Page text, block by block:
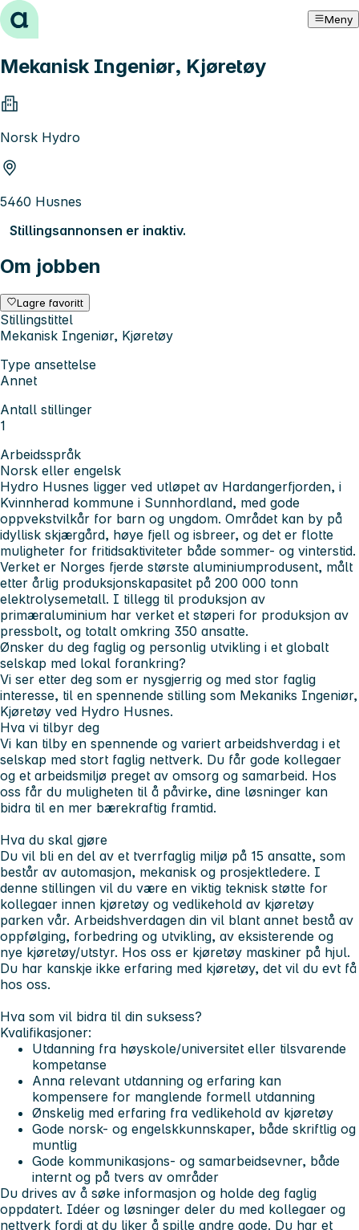
Hopp til innhold Meny
Mekanisk Ingeniør, Kjøretøy
Norsk Hydro
5460 Husnes
Stillingsannonsen er inaktiv.
Om jobben
Lagre favoritt
Stillingstittel
Mekanisk Ingeniør, Kjøretøy
Type ansettelse
Annet
Antall stillinger
1
Arbeidsspråk
Norsk eller engelsk
Hydro Husnes ligger ved utløpet av Hardangerfjorden, i
Kvinnherad kommune i Sunnhordland, med gode
oppvekstvilkår for barn og ungdom. Området kan by på
idyllisk skjærgård, høye fjell og isbreer, og det er flotte
muligheter for fritidsaktiviteter både sommer- og vinterstid.
Verket er Norges fjerde største aluminiumprodusent, målt
etter årlig produksjonskapasitet på 200 000 tonn
elektrolysemetall. I tillegg til produksjon av
primæraluminium har verket et støperi for produksjon av
pressbolt, og totalt omkring 350 ansatte.
Ønsker du deg faglig og personlig utvikling i et globalt
selskap med lokal forankring?
Vi ser etter deg som er nysgjerrig og med stor faglig
interesse, til en spennende stilling som Mekaniks Ingeniør,
Kjøretøy ved Hydro Husnes.
Hva vi tilbyr deg
Vi kan tilby en spennende og variert arbeidshverdag i et
selskap med stort faglig nettverk. Du får gode kollegaer
og et arbeidsmiljø preget av omsorg og samarbeid. Hos
oss får du muligheten til å påvirke, dine løsninger kan
bidra til en mer bærekraftig framtid.
Hva du skal gjøre
Du vil bli en del av et tverrfaglig miljø på 15 ansatte, som
består av automasjon, mekanisk og prosjektledere. I
denne stillingen vil du være en viktig teknisk støtte for
kollegaer innen kjøretøy og vedlikehold av kjøretøy
parken vår. Arbeidshverdagen din vil blant annet bestå av
oppfølging, forbedring og utvikling, av eksisterende og
nye kjøretøy/utstyr. Hos oss er kjøretøy maskiner på hjul.
Du har kanskje ikke erfaring med kjøretøy, det vil du evt få
hos oss.
Hva som vil bidra til din suksess?
Kvalifikasjoner:
Utdanning fra høyskole/universitet eller tilsvarende
kompetanse
Anna relevant utdanning og erfaring kan
kompensere for manglende formell utdanning
Ønskelig med erfaring fra vedlikehold av kjøretøy
Gode norsk- og engelskkunnskaper, både skriftlig og
muntlig
Gode kommunikasjons- og samarbeidsevner, både
internt og på tvers av områder
Du drives av å søke informasjon og holde deg faglig
oppdatert. Idéer og løsninger deler du med kollegaer og
nettverk fordi at du liker å spille andre gode. Du har et